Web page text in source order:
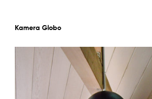
Kamera Globo